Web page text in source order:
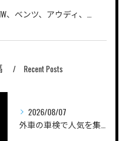
、フォルクスワーゲン、ポルシェ、自動車の車検、整備、修理ならLandAutoへご相談ください
Recent Posts
2026/08/07